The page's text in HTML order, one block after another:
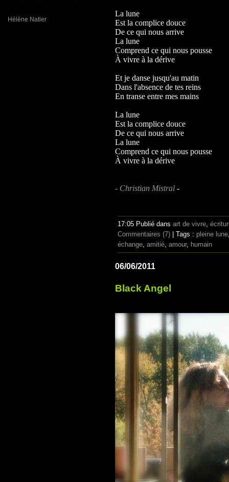
Hélène Natier
La lune
Est la complice douce
De ce qui nous arrive
La lune
Comprend ce qui nous pousse
À vivre à la dérive
Et je danse jusqu'au matin
Dans l'absence de tes reins
En transe entre mes mains
La lune
Est la complice douce
De ce qui nous arrive
La lune
Comprend ce qui nous pousse
À vivre à la dérive
- Christian Mistral -
17:05 Publié dans art de vivre
Commentaires (7) | Tags : pleine lune
échange amitié amour, humain
06/06/2011
Black Angel